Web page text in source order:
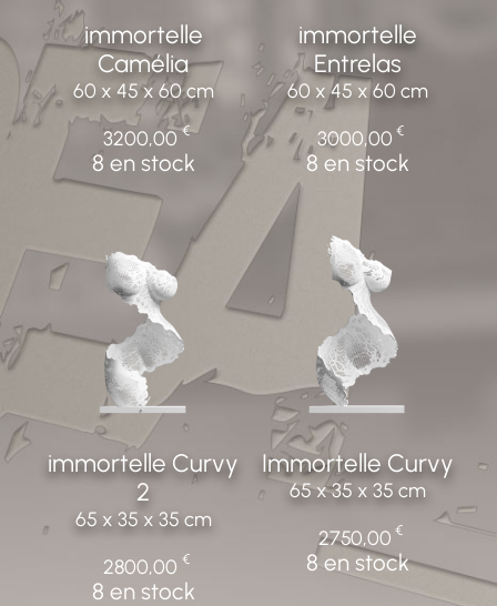
immortelle
Camélia
60 x 45 x 60 cm
3200,00€
8 en stock
immortelle
Entrelas
60 x 45 x 60 cm
3000,00€
8 en stock
immortelle Curvy
2
65 x 35 x 35 cm
2800,00€
8 en stock
Immortelle Curvy
65 x 35 x 35 cm
2750,00€
8 en stock